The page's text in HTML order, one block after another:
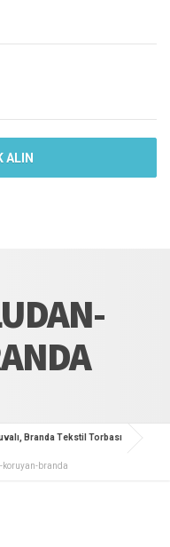
ALIN
Branda Tekstil Torbası
branda